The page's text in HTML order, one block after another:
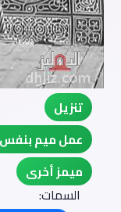
تنزيل
عمل ميم بنفس
ميمز أخرى
السمات: